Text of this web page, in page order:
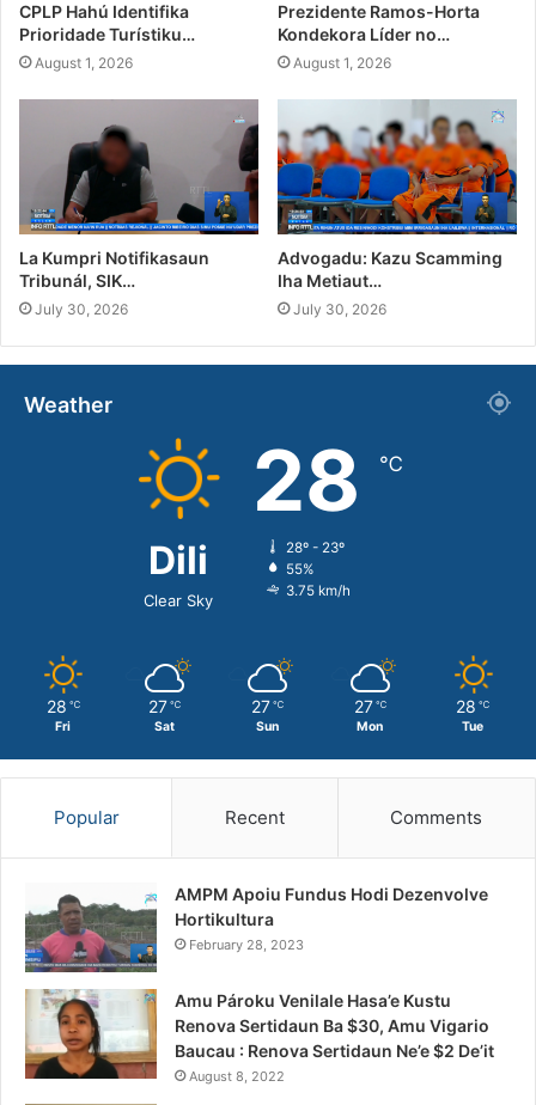
CPLP Hahú Identifika
Prioridade Turístiku…
August 1, 2026
Prezidente Ramos-Horta
Kondekora Líder no…
August 1, 2026
La Kumpri Notifikasaun
Tribunál, SIK…
July 30, 2026
Advogadu: Kazu Scamming
Iha Metiaut…
July 30, 2026
Weather
Dili
Clear Sky
28 ℃
28º - 23º
55%
3.75 km/h
28 ℃
Fri
27 ℃
Sat
27 ℃
Sun
27 ℃
Mon
28 ℃
Tue
Popular Recent Comments
AMPM Apoiu Fundus Hodi Dezenvolve
Hortikultura
February 28, 2023
Amu Pároku Venilale Hasa’e Kustu
Renova Sertidaun Ba $30, Amu Vigario
Baucau : Renova Sertidaun Ne’e $2 De’it
August 8, 2022